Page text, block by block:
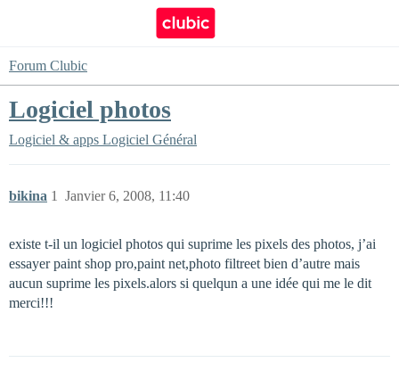
Forum Clubic
Logiciel photos
Logiciel & apps Logiciel Général
bikina Janvier 6, 2008, 11:40
1
existe t-il un logiciel photos qui suprime les pixels des photos, j’ai
essayer paint shop pro,paint net,photo filtreet bien d’autre mais
aucun suprime les pixels.alors si quelqun a une idée qui me le dit
merci!!!